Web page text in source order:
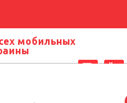
мобильных